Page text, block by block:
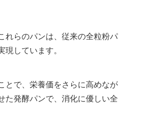
れらのパンは、従来の全粒粉パ
しています。
とで、栄養価をさらに高めなが
た発酵パンで、消化に優しい全